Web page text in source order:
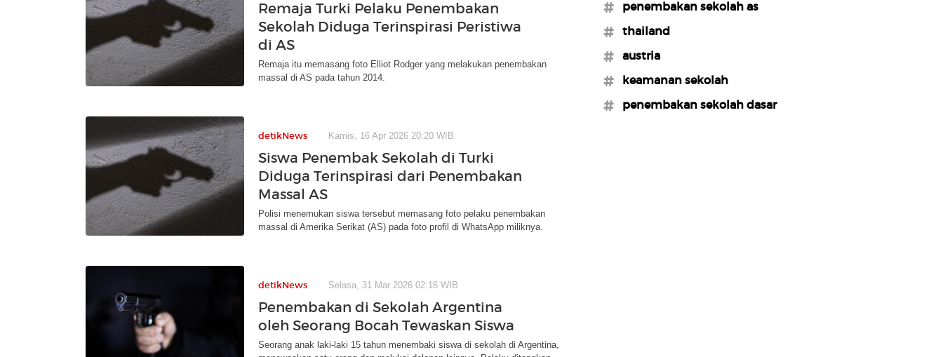
Remaja Turki Pelaku Penembakan
Sekolah Diduga Terinspirasi Peristiwa
di AS
Remaja itu memasang foto Elliot Rodger yang melakukan penembakan
massal di AS pada tahun 2014.
detikNews Kamis, 16 Apr 2026 20:20 WIB
Siswa Penembak Sekolah di Turki
Diduga Terinspirasi dari Penembakan
Massal AS
Polisi menemukan siswa tersebut memasang foto pelaku penembakan
massal di Amerika Serikat (AS) pada foto profil di WhatsApp miliknya.
detikNews Selasa, 31 Mar 2026 02:16 WIB
Penembakan di Sekolah Argentina
oleh Seorang Bocah Tewaskan Siswa
Seorang anak laki-laki 15 tahun menembaki siswa di sekolah di Argentina,
#penembakan sekolah as
#thailand
#austria
#keamanan sekolah
#penembakan sekolah dasar